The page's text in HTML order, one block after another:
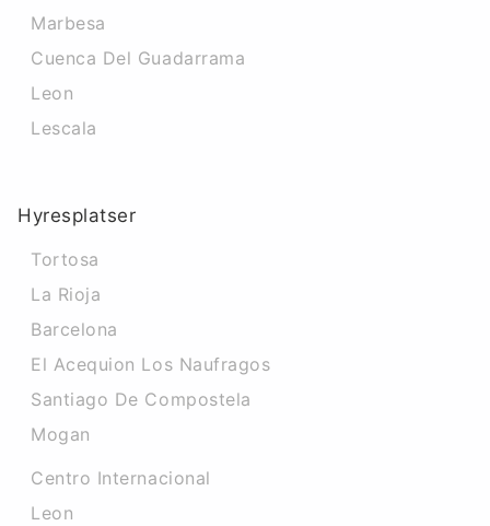
Marbesa
Cuenca Del Guadarrama
Leon
Lescala
Hyresplatser
Tortosa
La Rioja
Barcelona
El Acequion Los Naufragos
Santiago De Compostela
Mogan
Centro Internacional
Leon